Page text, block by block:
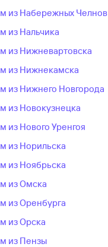
из Набережных Челнов
из Нальчика
из Нижневартовска
из Нижнекамска
из Нижнего Новгорода
из Новокузнецка
из Нового Уренгоя
из Норильска
из Ноябрьска
из Омска
из Оренбурга
из Орска
из Пензы